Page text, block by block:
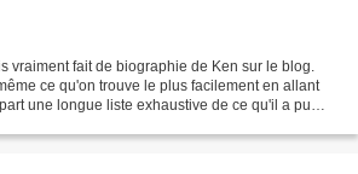
vraiment fait de biographie de Ken sur le blog.
ce qu'on trouve le plus facilement en allant
une longue liste exhaustive de ce qu'il a pu